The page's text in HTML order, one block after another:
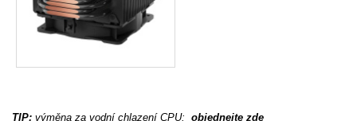
TIP: výměna za vodní chlazení CPU: objednejte zde